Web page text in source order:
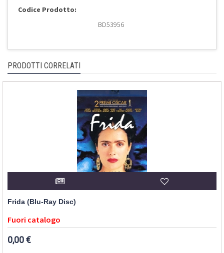
Codice Prodotto:
BD53956
PRODOTTI CORRELATI
Frida (Blu-Ray Disc)
Fuori catalogo
0,00 €